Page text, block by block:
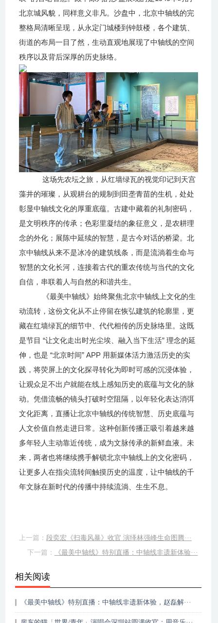
北京城风貌，同样意义非凡。沙盘中，北京中轴线的完
整格局清晰呈现，从永定门城楼到钟鼓楼，各个建筑、
街道的布局一目了然，生动直观地展现了中轴线的空间
秩序以及背后深厚的历史脉络。
这场先农坛之旅，从红墙绿瓦的视觉印记到天宫
藻井的璀璨，从观耕台的规制到田垄青苗的生机，处处
彰显中轴线文化的厚重底蕴。古建中藏着的礼制密码，
是文明秩序的传承；色彩里凝结的象征意义，是农耕理
念的外化；展陈中延续的智慧，是古今对话的桥梁。 北
京中轴线从来不是冰冷的建筑线条，而是流淌着生命与
智慧的文化长河，连接着古代的重农传统与当代的文化
自信，串联着人与自然的和谐共生。
《最美中轴线》始终聚焦北京中轴线上文化的生
动流转，这份文化从不止停留在恢弘建筑的轮廓里，更
藏在红墙绿瓦的细节中、代代相传的历史脉络里。这既
是节目 “让文化走出时光尘埃、融入当下生活” 理念的延
伸，也是 “北京时间” APP 用新媒体活力激活历史的实
践，将荧屏上的文化探寻转化为即时可感的沉浸体验，
让观众足不出户就能在线上感知历史的底蕴与文化的脉
动。凭借流畅的镜头打破时空阻隔，以年轻化表达消弭
文化距离，直播让北京中轴线的传统智慧、历史底蕴与
人文价值自然走进日常。这种创新传播正吸引着越来越
多年轻人主动靠近传统，成为文脉传承的新鲜血液。未
来，两者也将继续携手解锁北京中轴线上的文化密码，
让更多人在指尖流转间触摸历史的温度，让中轴线的千
年文脉在新时代的传播中持续流淌、生生不息。
上一篇： 段奕宏《扫毒风暴》收官 演绎林强峰生命图腾···
下一篇：
《最美中轴线》特别直播：中轴线非遗新体验···
相关阅读
《最美中轴线》特别直播：中轴线非遗新体验，赵磊解···